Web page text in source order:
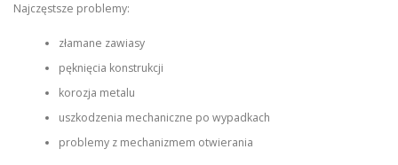
Najczęstsze problemy:
złamane zawiasy
pęknięcia konstrukcji
korozja metalu
uszkodzenia mechaniczne po wypadkach
problemy z mechanizmem otwierania